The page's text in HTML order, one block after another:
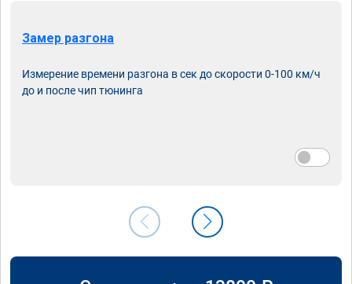
Замер разгона
Измерение времени разгона в сек до скорости 0-100 км/ч
до и после чип тюнинга